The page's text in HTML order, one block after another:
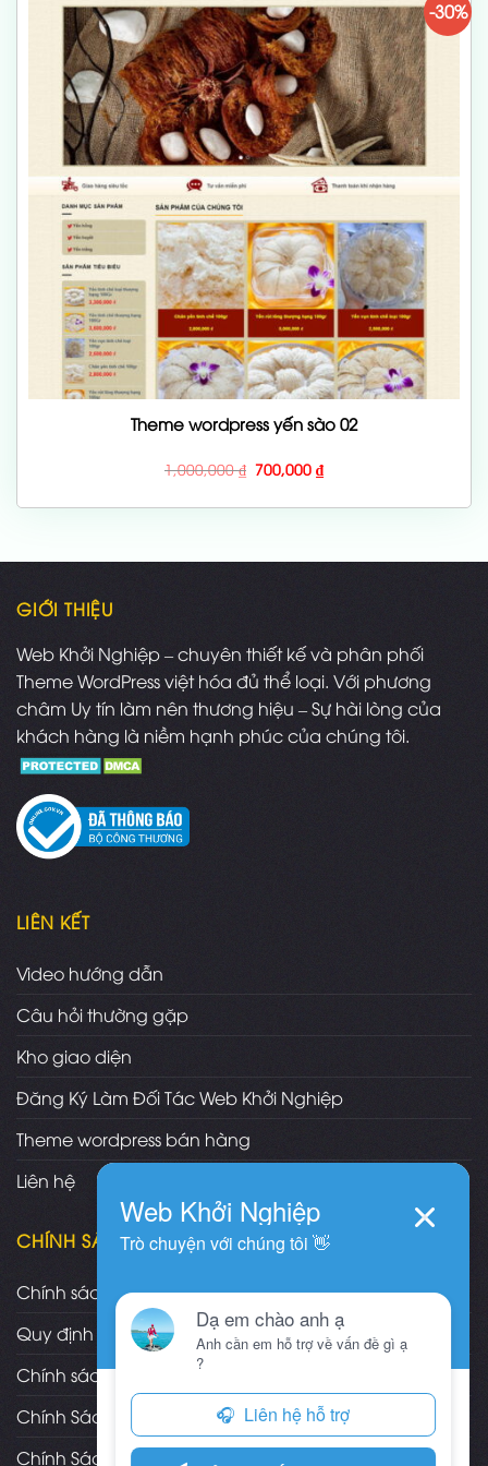
-30%
Theme wordpress yến sào 02
1,000,000₫ Giá
gốc
1,000,000 ₫.
700,000₫Giá
hiện
là:
GIỚI THIỆU
Web Khởi Nghiệp – chuyên thiết kế và phân phối
Theme WordPress việt hóa đủ thể loại. Với phương
châm Uy tín làm nên thương hiệu – Sự hài lòng của
khách hàng là niềm hạnh phúc của chúng tôi.
LIÊN KẾT
Video hướng dẫn
Câu hỏi thường gặp
Kho giao diện
Đăng Ký Làm Đối Tác Web Khởi Nghiệp
Theme wordpress bán hàng
Liên hệ
CHÍNH SÁCH
Chính sách và quy định chung
Quy định và hình thức thanh toán
Chính sách vận chuyển/giao nhận/cài đặt
Chính Sách Bảo Hành, Bảo Trì Theme
Chính Sách Đổi Trả, Hoàn Tiền Sản Phẩm